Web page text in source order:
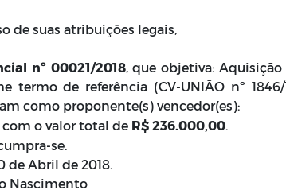
de suas atribuições legais,
nº 00021/2018, que objetiva:
de referência (CV-UNIÃO nº 1846/
como proponente(s) vencedor(es):
com o valor total de R$ 236.000,00.
se.
de Abril de 2018.
Nascimento